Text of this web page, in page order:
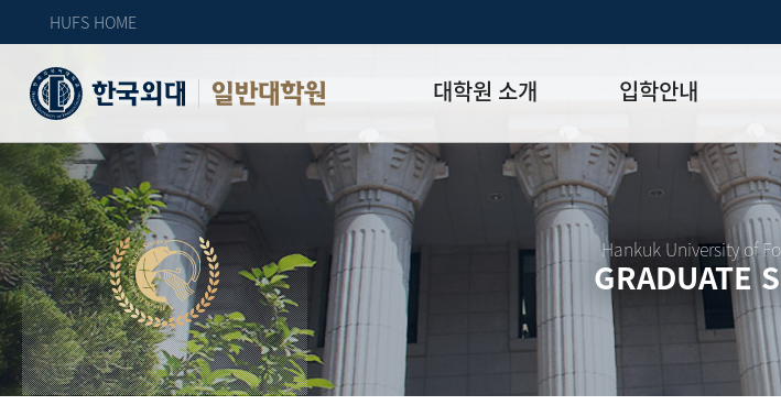
HUFS HOME
일반대학원 대학원 소개
원장인사
연혁
주임교수 연락처
자체 평가
입학안내
모집일정
모집요강
입시 공지사항
학부-대학원 연계과정
석·박사 통합 학위과정
박사후 연구과정
학
강
수업
학
장학
외
종합
제
Hankuk University of
GRADUATE